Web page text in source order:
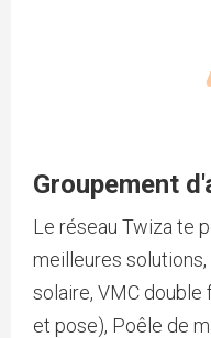
Groupement
Le réseau Twiza te
meilleures
solaire, VMC double
et pose), Poêle de